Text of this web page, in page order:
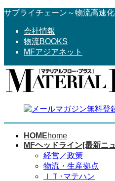
コ
へ
ス
ナ
ョ
ン
サプライチェーン～物流高速
会社情報
物流BOOKS
MFアジアネット
HOMEhome
MFヘッドライン[最新ニ
経営／政策
物流・生産拠点
ＩＴ･マテハン